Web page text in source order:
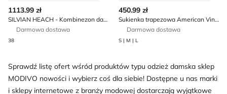
1113.99 zł
SILVIAN HEACH - Kombinezon damski
Darmowa dostawa
38
450.99 zł
Sukienka trapezowa American Vintage
Darmowa dostawa
S | M | L
Sprawdź listę ofert wśród produktów typu odzież damska sklep
MODIVO nowości i wybierz coś dla siebie! Dostępne u nas marki
i sklepy internetowe z branży modowej dostarczają wyjątkowe